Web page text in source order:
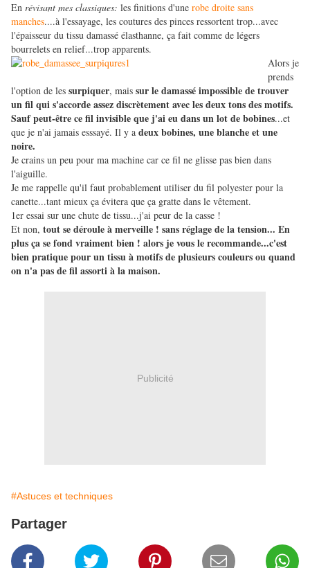
En révisant mes classiques: les finitions d'une robe droite sans
manches....à l'essayage, les coutures des pinces ressortent trop...avec
l'épaisseur du tissu damassé élasthanne, ça fait comme de légers
bourrelets en relief...trop apparents.
Alors je
prends
l'option de les surpiquer, mais sur le damassé impossible de trouver
un fil qui s'accorde assez discrètement avec les deux tons des motifs.
Sauf peut-être ce fil invisible que j'ai eu dans un lot de bobines...et
que je n'ai jamais esssayé. Il y a deux bobines, une blanche et une
noire.
Je crains un peu pour ma machine car ce fil ne glisse pas bien dans
l'aiguille.
Je me rappelle qu'il faut probablement utiliser du fil polyester pour la
canette...tant mieux ça évitera que ça gratte dans le vêtement.
1er essai sur une chute de tissu...j'ai peur de la casse !
Et non, tout se déroule à merveille ! sans réglage de la tension... En
plus ça se fond vraiment bien ! alors je vous le recommande...c'est
bien pratique pour un tissu à motifs de plusieurs couleurs ou quand
on n'a pas de fil assorti à la maison.
Publicité
#Astuces et techniques
Partager